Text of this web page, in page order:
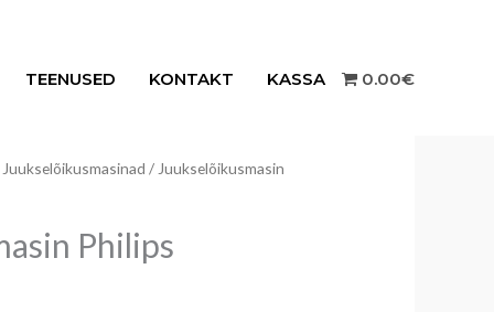
TEENUSED KONTAKT KASSA 0.00€
Juukselõikusmasinad / Juukselõikusmasin
Philips